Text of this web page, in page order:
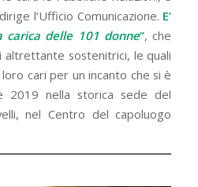
l’Ufficio Comunicazione. E’
carica delle 101 donne”, che
altrettante sostenitrici, le quali
cari per un incanto che si è
2019 nella storica sede del
nel Centro del capoluogo